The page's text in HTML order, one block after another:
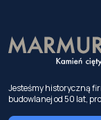
Jesteśmy historyczną
budowlanej od 50 lat,